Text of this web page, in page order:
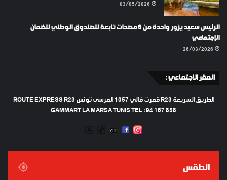
03/05/2026
الرئيس سعيد يزور واحدة من 6 مصحات تابعة للصندوق الوطني للضمان
الإجتماعي
26/03/2026
المقر الاجتماعي :
الطريق السريعة R23 قمرت فالي 1057 المرسى تونس ROUTE EXPRESS R23
GAMMART LA MARSA TUNIS TEL : 94 167 858
INSTAGRAM
FACEBOOK
RADIO
TIKTOK
الطقس